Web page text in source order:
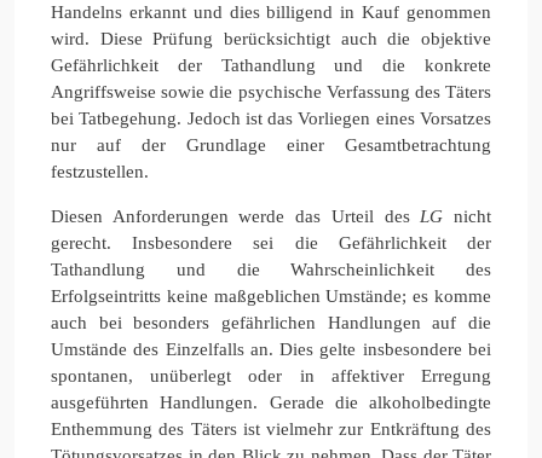
Handelns erkannt und dies billigend in Kauf genommen
wird. Diese Prüfung berücksichtigt auch die objektive
Gefährlichkeit der Tathandlung und die konkrete
Angriffsweise sowie die psychische Verfassung des Täters
bei Tatbegehung. Jedoch ist das Vorliegen eines Vorsatzes
nur auf der Grundlage einer Gesamtbetrachtung
festzustellen.
Diesen Anforderungen werde das Urteil des LG nicht
gerecht. Insbesondere sei die Gefährlichkeit der
Tathandlung und die Wahrscheinlichkeit des
Erfolgseintritts keine maßgeblichen Umstände; es komme
auch bei besonders gefährlichen Handlungen auf die
Umstände des Einzelfalls an. Dies gelte insbesondere bei
spontanen, unüberlegt oder in affektiver Erregung
ausgeführten Handlungen. Gerade die alkoholbedingte
Enthemmung des Täters ist vielmehr zur Entkräftung des